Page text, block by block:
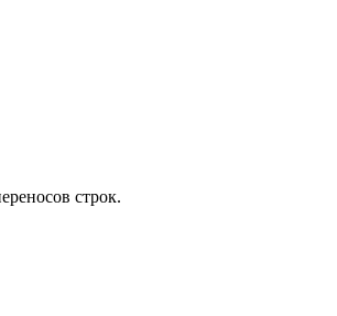
строк.